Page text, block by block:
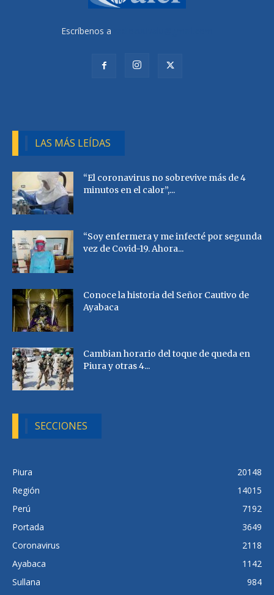
Escríbenos a
LAS MÁS LEÍDAS
“El coronavirus no sobrevive más de 4
minutos en el calor”,...
“Soy enfermera y me infecté por segunda
vez de Covid-19. Ahora...
Conoce la historia del Señor Cautivo de
Ayabaca
Cambian horario del toque de queda en
Piura y otras 4...
SECCIONES
Piura
20148
Región
14015
Perú
7192
Portada
3649
Coronavirus
2118
Ayabaca
1142
Sullana
984